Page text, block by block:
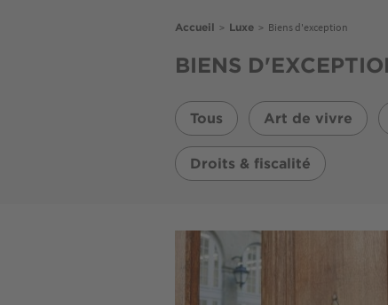
Fil
Accueil > Luxe > Biens d'exception
BIENS
Tous Art de vivre
Droits & fiscalité
Image